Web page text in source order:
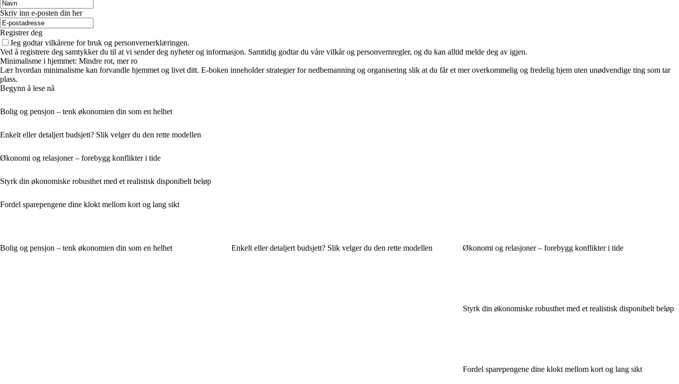
Skriv inn e-posten din her
Registrer deg
Jeg godtar vilkårene for bruk og personvernerklæringen.
Ved å registrere deg samtykker du til at vi sender deg nyheter og informasjon. Samtidig godtar du våre vilkår og personvernregler, og du kan alltid melde deg av igjen.
Minimalisme i hjemmet: Mindre rot, mer ro
Lær hvordan minimalisme kan forvandle hjemmet og livet ditt. E-boken inneholder strategier for nedbemanning og organisering slik at du får et mer overkommelig og fredelig hjem uten unødvendige ting som tar
plass.
Begynn å lese nå
Bolig og pensjon – tenk økonomien din som en helhet
Enkelt eller detaljert budsjett? Slik velger du den rette modellen
Økonomi og relasjoner – forebygg konflikter i tide
Styrk din økonomiske robusthet med et realistisk disponibelt beløp
Fordel sparepengene dine klokt mellom kort og lang sikt
Bolig og pensjon – tenk økonomien din som en helhet Enkelt eller detaljert budsjett? Slik velger du den rette modellen Økonomi og relasjoner – forebygg konflikter i tide
Styrk din økonomiske robusthet med et realistisk disponibelt beløp
Fordel sparepengene dine klokt mellom kort og lang sikt